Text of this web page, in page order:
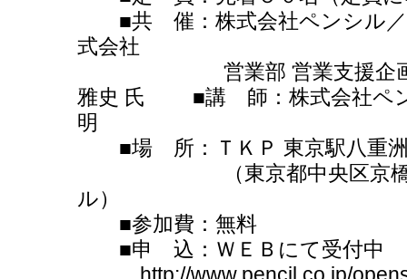
■共 催：株式会社ペンシル／
式会社
営業部 営業支援企画グ
雅史 氏 ■講 師：株式会社ペ
明
■場 所：ＴＫＰ 東京駅八重洲
（東京都中央区京橋２ー
ル）
■参加費：無料
■申 込：ＷＥＢにて受付中
http://www.pencil.co.jp/